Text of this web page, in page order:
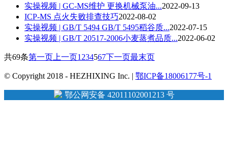
实操视频 | GC-MS维护 更换机械泵油...2022-09-13
ICP-MS 点火失败排查技巧2022-08-02
实操视频 | GB/T 5494 GB/T 5495稻谷质...2022-07-15
实操视频 | GB/T 20517-2006小麦蒸煮品质...2022-06-02
共69条第一页 上一页1 234567下一页最末页
© Copyright 2018 - HEZHIXING Inc. | 鄂ICP备18006177号-1
鄂公网安备 42011102001213 号